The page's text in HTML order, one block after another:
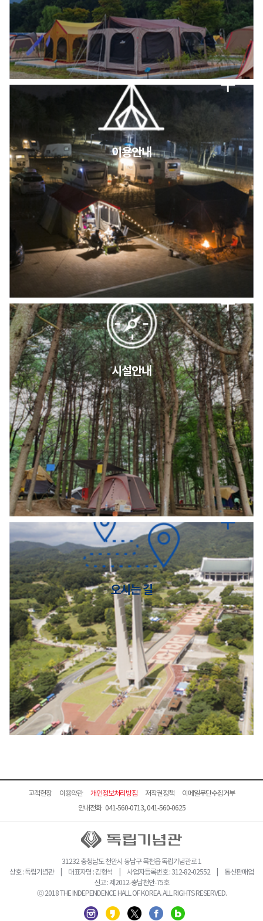
2026년 5월 캠핑장 안점 점검의 날 변경 안내
캠핑장(9월1일~6일) 미운영 공지
2026년 5월 캠핑장 안점 점검의 날 변경 안내
캠핑장(9월1일~6일) 미운영 공지
[6/1]전산시스템 점검 및 안정화에 따른 서비스 이용 제한 안내
이용안내
시설안내
오시는 길
고객헌장 이용약관 개인정보처리방침 저작권정책
이메일무단수집거부
안내전화 041-560-0713, 041-560-0625
31232 충청남도 천안시 동남구 목천읍 독립기념관로 1
상호 : 독립기념관 | 대표자명 : 김형석 | 사업자등록번호 : 312-82-02552 | 통신판매업
신고 : 제2012-충남천안-75호
ⓒ 2018 THE INDEPENDENCE HALL OF KOREA. ALL RIGHTS RESERVED.